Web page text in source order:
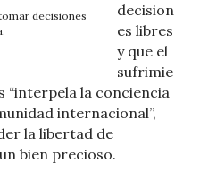
decisiones
decision
es libres
y que el
sufrimie
“interpela la conciencia
internacional”,
la libertad de
bien precioso.